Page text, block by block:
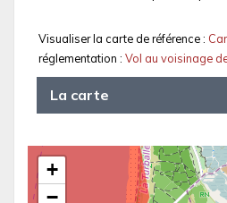
Visualiser la carte de référence :
réglementation : Vol au voisinage
La carte